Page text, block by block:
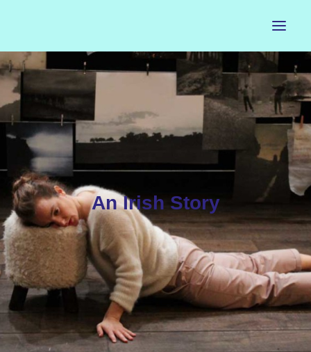
ACCUEIL
LE PETIT BUREAU
CONTACTS
CALENDRIER
ARTISTES
NEWSLETTER
INSTAGRAM
FACEBOOK
An Irish Story